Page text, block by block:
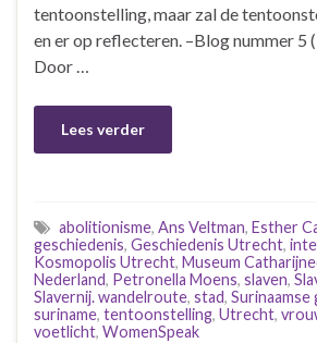
tentoonstelling, maar zal de
en er op reflecteren. –Blog nummer 5
Door …
Lees verder
abolitionisme, Ans Veltman, Esther
geschiedenis, Geschiedenis Utrecht,
Kosmopolis Utrecht, Museum
Nederland, Petronella Moens, slaven,
Slavernij. wandelroute, stad, Surinaamse
suriname, tentoonstelling, Utrecht,
voetlicht, WomenSpeak